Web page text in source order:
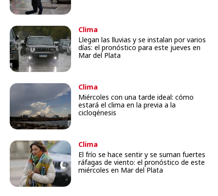
Clima
Llegan las lluvias y se instalan por varios
días: el pronóstico para este jueves en
Mar del Plata
Clima
Miércoles con una tarde ideal: cómo
estará el clima en la previa a la
ciclogénesis
Clima
El frío se hace sentir y se suman fuertes
ráfagas de viento: el pronóstico de este
miércoles en Mar del Plata